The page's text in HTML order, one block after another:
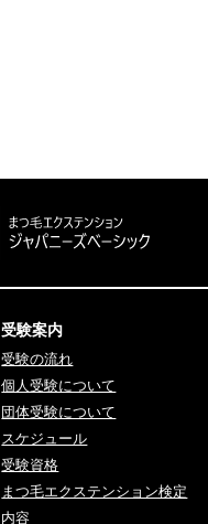
受験案内
受験の流れ
個人受験について
団体受験について
スケジュール
受験資格
まつ毛エクステンション検定
内容